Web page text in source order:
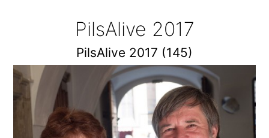
PilsAlive 2017
PilsAlive 2017 (145)